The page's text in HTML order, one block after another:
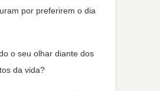
por preferirem o dia
o seu olhar diante dos
da vida?